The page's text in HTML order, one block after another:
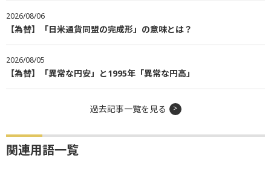
2026/08/06
【為替】「日米通貨同盟の完成形」の意味とは？
2026/08/05
【為替】「異常な円安」と1995年「異常な円高」
過去記事一覧を見る
関連用語一覧